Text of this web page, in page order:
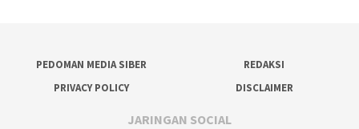
PEDOMAN MEDIA SIBER
REDAKSI
PRIVACY POLICY
DISCLAIMER
JARINGAN SOCIAL